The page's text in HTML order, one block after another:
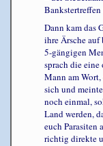
Dann kam das
ihre Ärsche auf
5-gängigen
sprach die eine
Mann am
sich und
noch einmal,
Land werden,
euch Parasiten
richtig direkte